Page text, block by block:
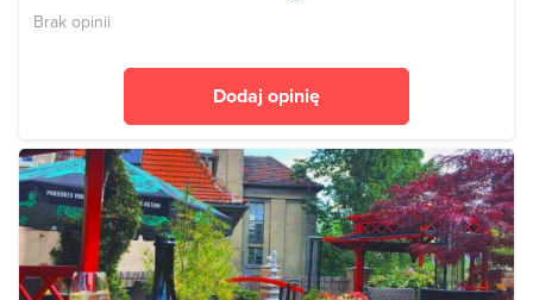
Brak opinii
Dodaj opinię